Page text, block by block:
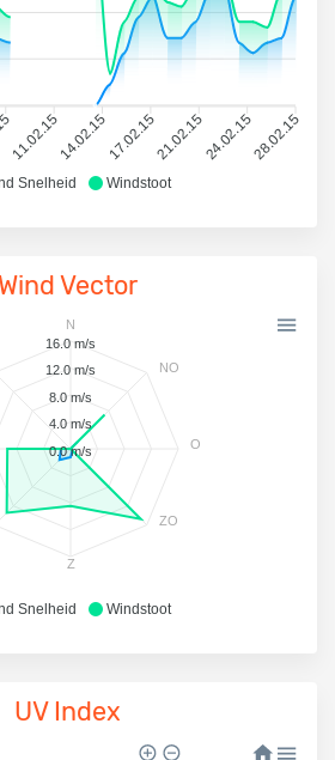
Snelheid Windstoot
11.02.1514.02.1517.02.1521.02.1524.02.1528.02.15
Wind Vector
Snelheid Windstoot
N
NO
O
ZO
Z
16.0 m/s
12.0 m/s
8.0 m/s
4.0 m/s
0.0 m/s
UV Index